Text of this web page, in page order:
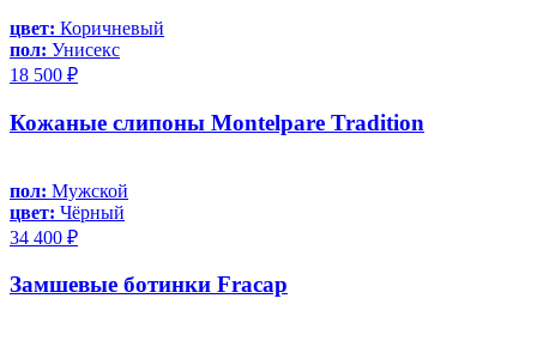
цвет: Коричневый
пол: Унисекс
18 500 ₽
Кожаные слипоны Montelpare Tradition
пол: Мужской
цвет: Чёрный
34 400 ₽
Замшевые ботинки Fracap